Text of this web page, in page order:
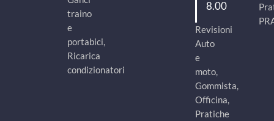
traino
e
portabici,
Ricarica
condizionatori
8.00
Revisioni
Auto
e
moto,
Gommista,
Officina,
Pratiche